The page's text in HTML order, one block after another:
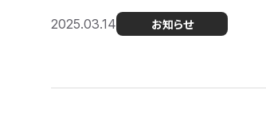
2025.03.14 お知らせ